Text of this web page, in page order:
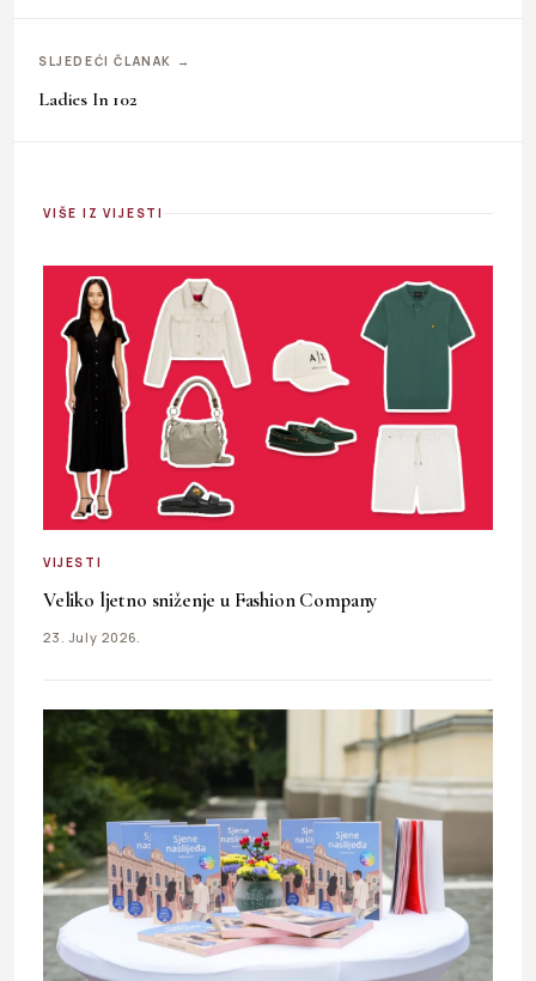
SLJEDEĆI ČLANAK →
Ladies In 102
VIŠE IZ VIJESTI
VIJESTI
Veliko ljetno sniženje u Fashion Company
23. July 2026.